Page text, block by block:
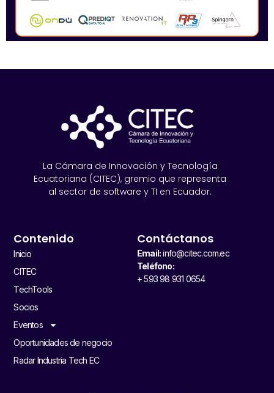
La Cámara de Innovación y Tecnología
Ecuatoriana (CITEC), gremio que representa
al sector de software y TI en Ecuador.
Contenido
Inicio
CITEC
TechTools
Socios
Eventos
Oportunidades de negocio
Radar Industria Tech EC
Contáctanos
Email:info@citec.com.ec
Teléfono:
+ 593 98 931 0654